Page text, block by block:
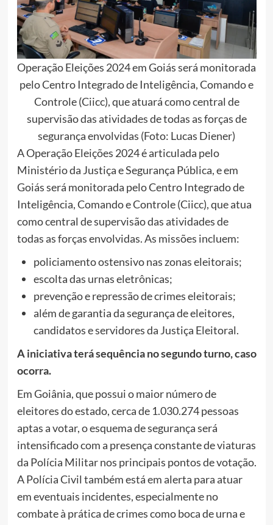
Operação Eleições 2024 em Goiás será monitorada
pelo Centro Integrado de Inteligência, Comando e
Controle (Ciicc), que atuará como central de
supervisão das atividades de todas as forças de
segurança envolvidas (Foto: Lucas Diener)
A Operação Eleições 2024 é articulada pelo
Ministério da Justiça e Segurança Pública, e em
Goiás será monitorada pelo Centro Integrado de
Inteligência, Comando e Controle (Ciicc), que atua
como central de supervisão das atividades de
todas as forças envolvidas. As missões incluem:
policiamento ostensivo nas zonas eleitorais;
escolta das urnas eletrônicas;
prevenção e repressão de crimes eleitorais;
além de garantia da segurança de eleitores,
candidatos e servidores da Justiça Eleitoral.
A iniciativa terá sequência no segundo turno, caso
ocorra.
Em Goiânia, que possui o maior número de
eleitores do estado, cerca de 1.030.274 pessoas
aptas a votar, o esquema de segurança será
intensificado com a presença constante de viaturas
da Polícia Militar nos principais pontos de votação.
A Polícia Civil também está em alerta para atuar
em eventuais incidentes, especialmente no
combate à prática de crimes como boca de urna e